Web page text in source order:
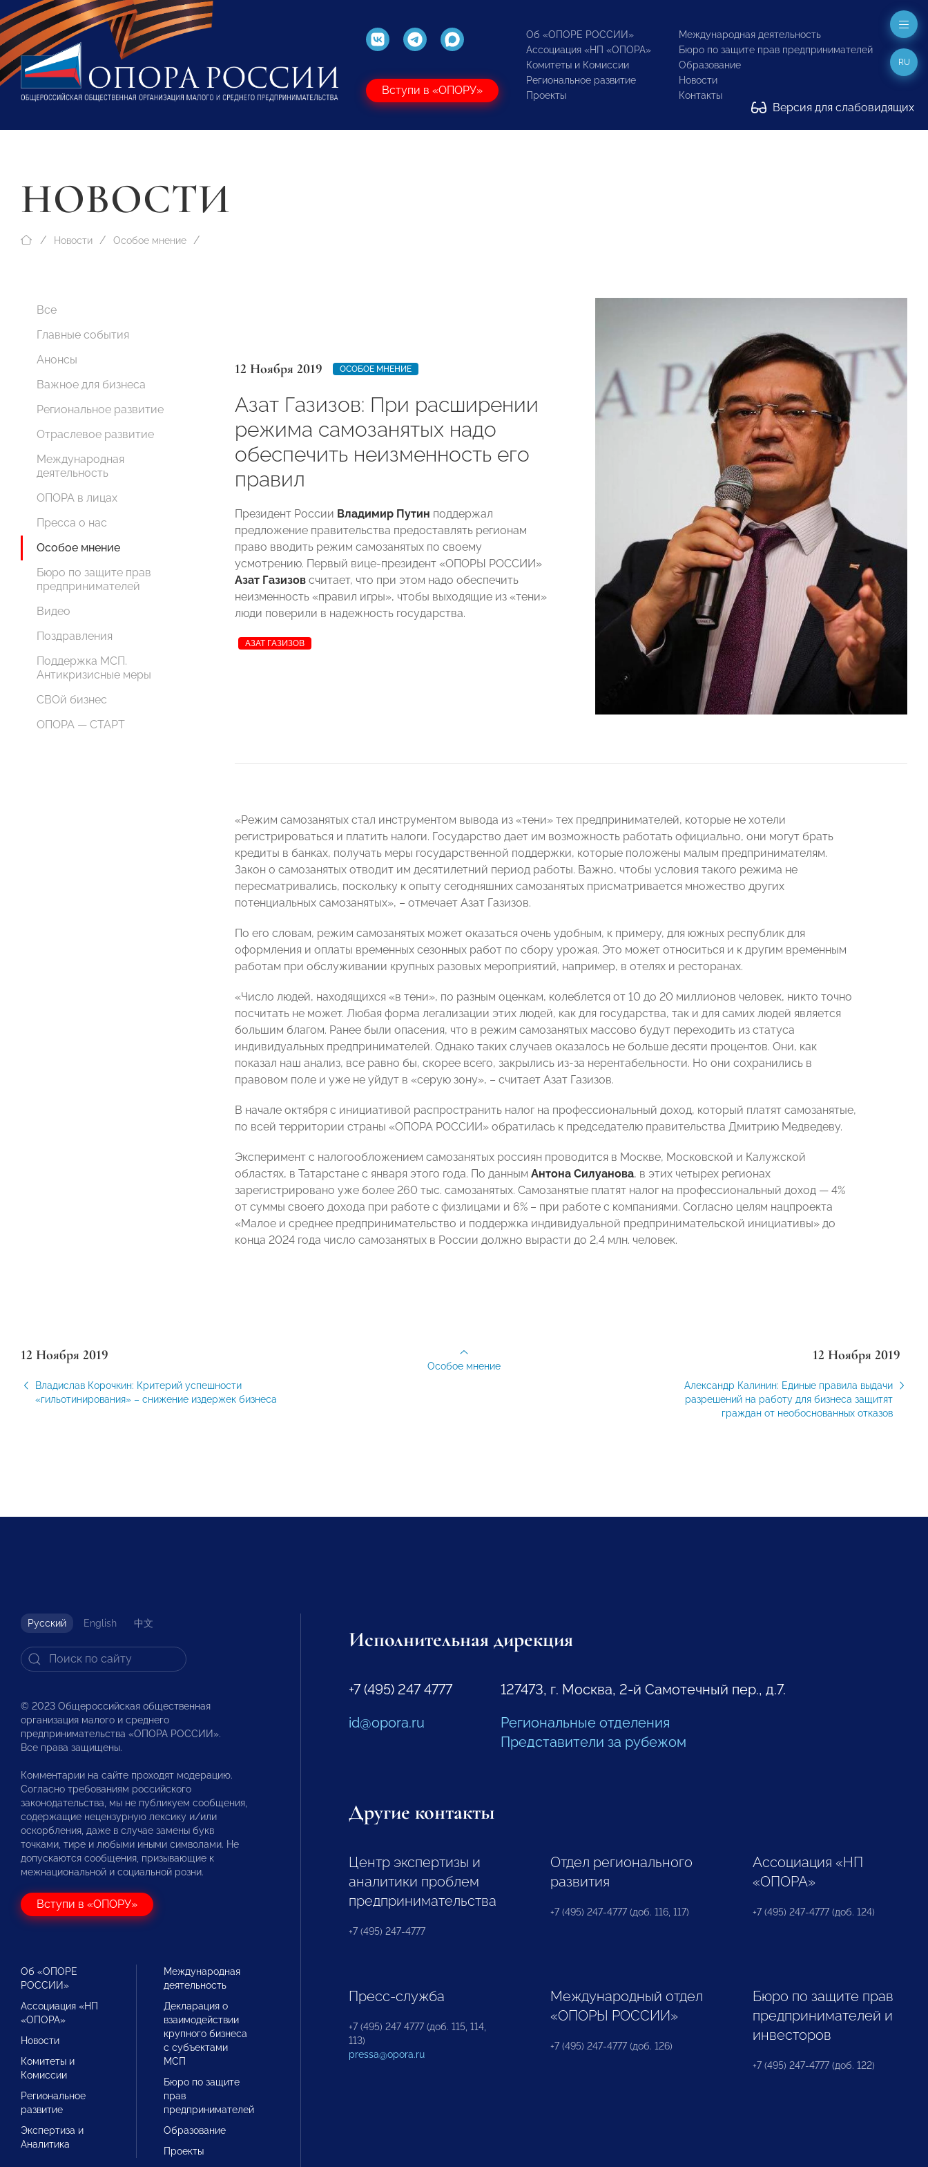
Вступи в «ОПОРУ»
Об «ОПОРЕ РОССИИ»
Ассоциация «НП «ОПОРА»
Комитеты и Комиссии
Региональное развитие
Проекты
Международная деятельность
Бюро по защите прав предпринимателей
Образование
Новости
Контакты
Версия для слабовидящих
RU
НОВОСТИ
Новости Особое мнение
Все
Главные события
Анонсы
Важное для бизнеса
Региональное развитие
Отраслевое развитие
Международная
деятельность
ОПОРА в лицах
Пресса о нас
Особое мнение
Бюро по защите прав
предпринимателей
Видео
Поздравления
Поддержка МСП.
Антикризисные меры
СВОй бизнес
ОПОРА — СТАРТ
12 Ноября 2019 ОСОБОЕ МНЕНИЕ
Азат Газизов: При расширении
режима самозанятых надо
обеспечить неизменность его
правил
Президент России Владимир Путин поддержал
предложение правительства предоставлять регионам
право вводить режим самозанятых по своему
усмотрению. Первый вице-президент «ОПОРЫ РОССИИ»
Азат Газизов считает, что при этом надо обеспечить
неизменность «правил игры», чтобы выходящие из «тени»
люди поверили в надежность государства.
АЗАТ ГАЗИЗОВ
«Режим самозанятых стал инструментом вывода из «тени» тех предпринимателей, которые не хотели
регистрироваться и платить налоги. Государство дает им возможность работать официально, они могут брать
кредиты в банках, получать меры государственной поддержки, которые положены малым предпринимателям.
Закон о самозанятых отводит им десятилетний период работы. Важно, чтобы условия такого режима не
пересматривались, поскольку к опыту сегодняшних самозанятых присматривается множество других
потенциальных самозанятых», – отмечает Азат Газизов.
По его словам, режим самозанятых может оказаться очень удобным, к примеру, для южных республик для
оформления и оплаты временных сезонных работ по сбору урожая. Это может относиться и к другим временным
работам при обслуживании крупных разовых мероприятий, например, в отелях и ресторанах.
«Число людей, находящихся «в тени», по разным оценкам, колеблется от 10 до 20 миллионов человек, никто точно
посчитать не может. Любая форма легализации этих людей, как для государства, так и для самих людей является
большим благом. Ранее были опасения, что в режим самозанятых массово будут переходить из статуса
индивидуальных предпринимателей. Однако таких случаев оказалось не больше десяти процентов. Они, как
показал наш анализ, все равно бы, скорее всего, закрылись из-за нерентабельности. Но они сохранились в
правовом поле и уже не уйдут в «серую зону», – считает Азат Газизов.
В начале октября с инициативой распространить налог на профессиональный доход, который платят самозанятые,
по всей территории страны «ОПОРА РОССИИ» обратилась к председателю правительства Дмитрию Медведеву.
Эксперимент с налогообложением самозанятых россиян проводится в Москве, Московской и Калужской
областях, в Татарстане с января этого года. По данным Антона Силуанова, в этих четырех регионах
зарегистрировано уже более 260 тыс. самозанятых. Самозанятые платят налог на профессиональный доход — 4%
от суммы своего дохода при работе с физлицами и 6% – при работе с компаниями. Согласно целям нацпроекта
«Малое и среднее предпринимательство и поддержка индивидуальной предпринимательской инициативы» до
конца 2024 года число самозанятых в России должно вырасти до 2,4 млн. человек.
12 Ноября 2019
Владислав Корочкин: Критерий успешности
«гильотинирования» – снижение издержек бизнеса
12 Ноября 2019
Александр Калинин: Единые правила выдачи
разрешений на работу для бизнеса защитят
граждан от необоснованных отказов
Особое мнение
Русский English 中文
© 2023 Общероссийская общественная
организация малого и среднего
предпринимательства «ОПОРА РОССИИ».
Все права защищены.
Комментарии на сайте проходят модерацию.
Согласно требованиям российского
законодательства, мы не публикуем сообщения,
содержащие нецензурную лексику и/или
оскорбления, даже в случае замены букв
точками, тире и любыми иными символами. Не
допускаются сообщения, призывающие к
межнациональной и социальной розни.
Вступи в «ОПОРУ»
Об «ОПОРЕ
РОССИИ»
Ассоциация «НП
«ОПОРА»
Новости
Комитеты и
Комиссии
Региональное
развитие
Экспертиза и
Аналитика
Международная
деятельность
Декларация о
взаимодействии
крупного бизнеса
с субъектами
МСП
Бюро по защите
прав
предпринимателей
Образование
Проекты
Исполнительная дирекция
+7 (495) 247 4777
id@opora.ru
127473, г. Москва, 2-й Самотечный пер., д.7.
Региональные отделения
Представители за рубежом
Другие контакты
Центр экспертизы и
аналитики проблем
предпринимательства
+7 (495) 247-4777
Отдел регионального
развития
+7 (495) 247-4777 (доб. 116, 117)
Ассоциация «НП
«ОПОРА»
+7 (495) 247-4777 (доб. 124)
Пресс-служба
+7 (495) 247 4777 (доб. 115, 114,
113)
pressa@opora.ru
Международный отдел
«ОПОРЫ РОССИИ»
+7 (495) 247-4777 (доб. 126)
Бюро по защите прав
предпринимателей и
инвесторов
+7 (495) 247-4777 (доб. 122)